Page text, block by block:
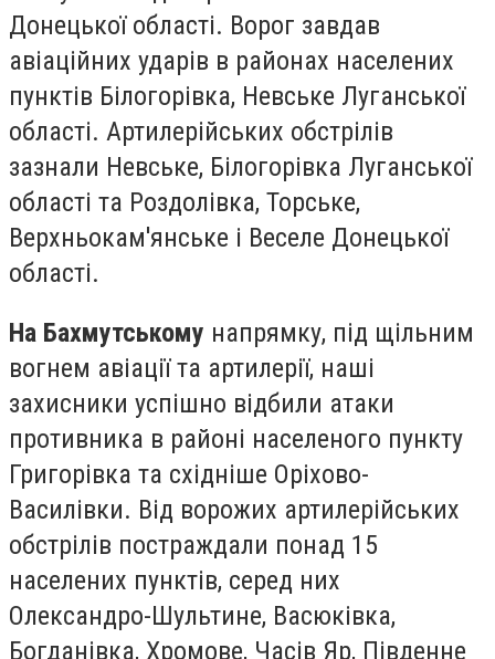
Донецької області. Ворог завдав
авіаційних ударів в районах населених
пунктів Білогорівка, Невське Луганської
області. Артилерійських обстрілів
зазнали Невське, Білогорівка Луганської
області та Роздолівка, Торське,
Верхньокам'янське і Веселе Донецької
області.
На Бахмутському напрямку, під щільним
вогнем авіації та артилерії, наші
захисники успішно відбили атаки
противника в районі населеного пункту
Григорівка та східніше Оріхово-
Василівки. Від ворожих артилерійських
обстрілів постраждали понад 15
населених пунктів, серед них
Олександро-Шультине, Васюківка,
Богданівка, Хромове, Часів Яр, Південне